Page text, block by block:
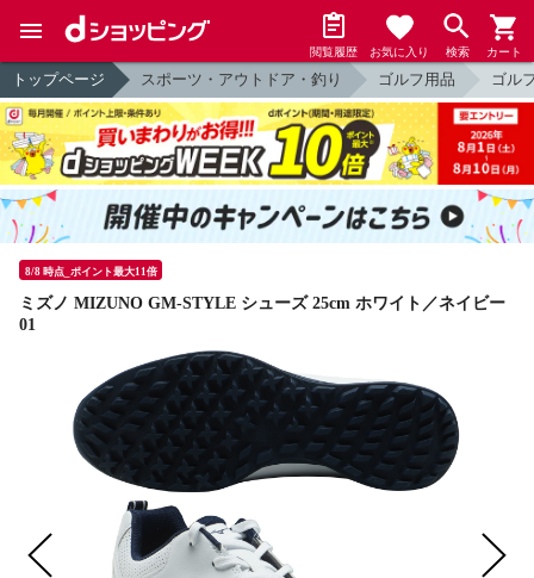
閲覧履歴 お気に入り 検索 カート
トップページ スポーツ・アウトドア・釣り ゴルフ用品 ゴル
8/8 時点_ポイント最大11倍
ミズノ MIZUNO GM-STYLE シューズ 25cm ホワイト／ネイビー
01